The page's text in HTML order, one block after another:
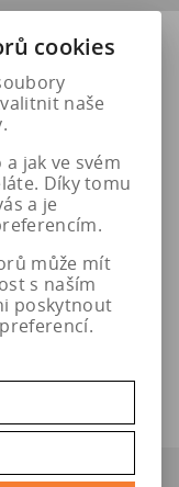
cookies
naše
jak ve svém
Díky tomu
a je
může mít
s naším
poskytnout